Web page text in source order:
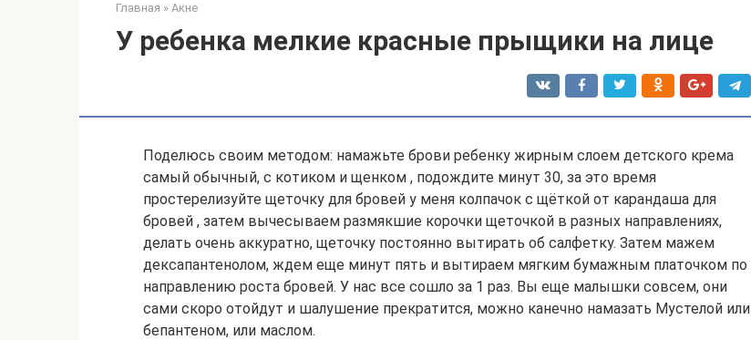
Главная » Акне
У ребенка мелкие красные прыщики на лице
Поделюсь своим методом: намажьте брови ребенку жирным слоем детского крема
самый обычный, с котиком и щенком , подождите минут 30, за это время
простерелизуйте щеточку для бровей у меня колпачок с щёткой от карандаша для
бровей , затем вычесываем размякшие корочки щеточкой в разных направлениях,
делать очень аккуратно, щеточку постоянно вытирать об салфетку. Затем мажем
дексапантенолом, ждем еще минут пять и вытираем мягким бумажным платочком по
направлению роста бровей. У нас все сошло за 1 раз. Вы еще малышки совсем, они
сами скоро отойдут и шалушение прекратится, можно канечно намазать Мустелой или
бепантеном, или маслом.